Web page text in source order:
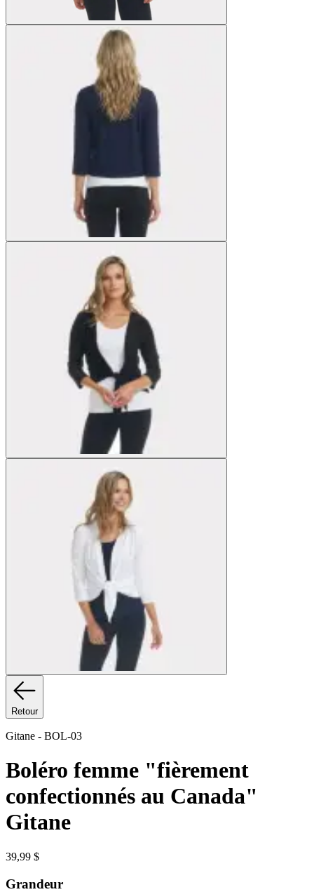
Retour
Gitane - BOL-03
Boléro femme "fièrement
confectionnés au Canada"
Gitane
39,99 $
Grandeur